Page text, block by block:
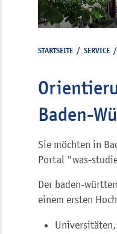
STARTSEITE / SERVICE /
Baden-
Sie möchten in
Portal "was-
Der baden-
einem ersten
Universitäten,